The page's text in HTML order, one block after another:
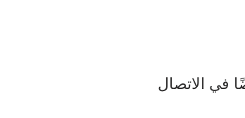
في الاتصال